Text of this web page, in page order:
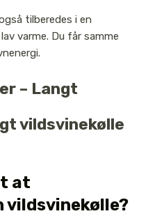
tilberedes i en
varme. Du får samme
– Langt
vildsvinekølle
at
vildsvinekølle?